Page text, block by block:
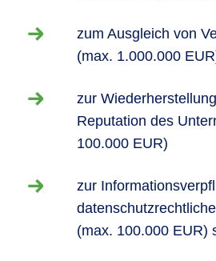
zum Ausgleich von
(max. 1.000.000
zur
Reputation des
100.000 EUR)
zur
(max. 100.000 EUR)